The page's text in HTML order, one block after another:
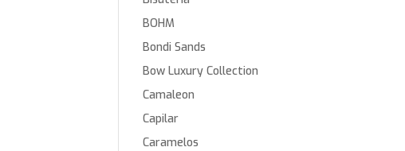
BOHM
Bondi Sands
Bow Luxury Collection
Camaleon
Capilar
Caramelos